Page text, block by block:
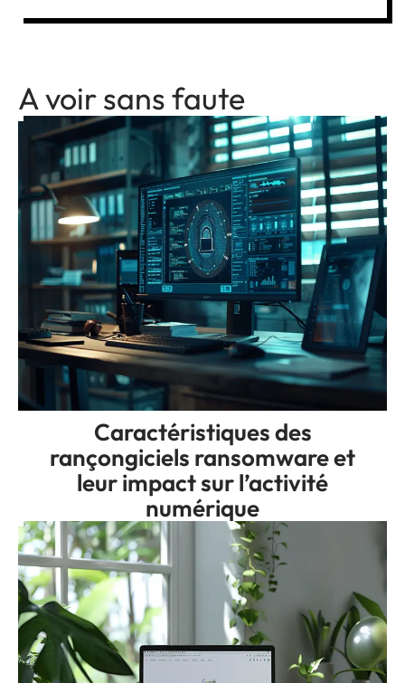
A voir sans faute
Caractéristiques des
rançongiciels ransomware et
leur impact sur l’activité
numérique